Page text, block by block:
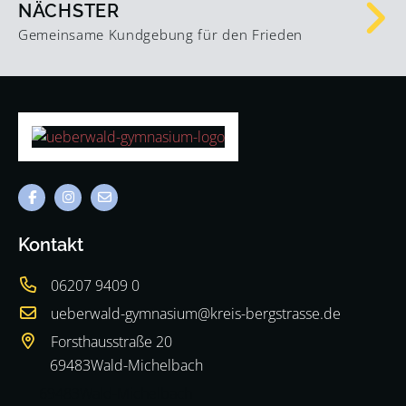
NÄCHSTER
Gemeinsame Kundgebung für den Frieden
Kontakt
06207 9409 0
ueberwald-gymnasium@kreis-bergstrasse.de
Forsthausstraße 20
69483Wald-Michelbach